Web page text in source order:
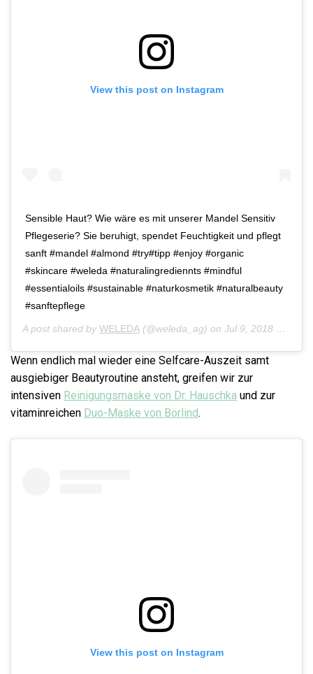
View this post on Instagram
Sensible Haut? Wie wäre es mit unserer Mandel Sensitiv
Pflegeserie? ​Sie beruhigt, spendet Feuchtigkeit und pflegt
sanft #mandel #almond #try#tipp #enjoy #organic
#skincare #weleda #naturalingrediennts #mindful
#essentialoils #sustainable #naturkosmetik #naturalbeauty
#sanftepflege
A post shared by WELEDA (@weleda_ag) on Jul 9, 2018 at 9:00am PDT
Wenn endlich mal wieder eine Selfcare-Auszeit samt
ausgiebiger Beautyroutine ansteht, greifen wir zur
intensiven Reinigungsmaske von Dr. Hauschka und zur
vitaminreichen Duo-Maske von Börlind.
View this post on Instagram